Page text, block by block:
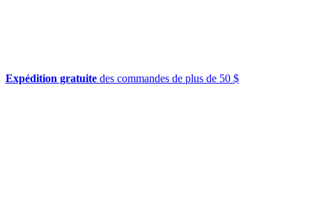
Expédition gratuite des commandes de plus de 50 $